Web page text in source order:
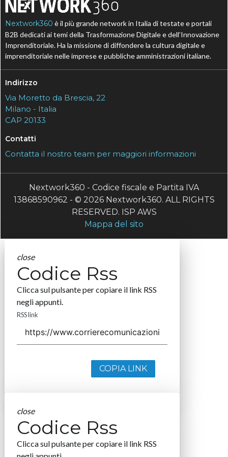
Nextwork360 è il più grande network in Italia di testate e portali
B2B dedicati ai temi della Trasformazione Digitale e dell’Innovazione
Imprenditoriale. Ha la missione di diffondere la cultura digitale e
imprenditoriale nelle imprese e pubbliche amministrazioni italiane.
Indirizzo
Via Moretto da Brescia, 22
Milano - Italia
CAP 20133
Contatti
Contatta il nostro team per maggiori informazioni
Nextwork360 - Codice fiscale e Partita IVA
13868590962 - © 2026 Nextwork360. ALL RIGHTS
RESERVED. ISP AWS
Mappa del sito
close
Codice Rss
Clicca sul pulsante per copiare il link RSS
negli appunti.
RSS link
COPIA LINK
close
Codice Rss
Clicca sul pulsante per copiare il link RSS